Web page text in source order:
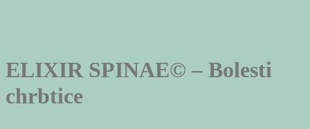
ELIXIR SPINAE© – Bolesti
chrbtice